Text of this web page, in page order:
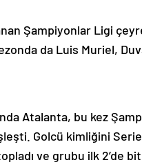
Şampiyonlar Ligi
da Luis Muriel,
Atalanta, bu kez
Golcü kimliğini Serie
ve grubu ilk 2’de